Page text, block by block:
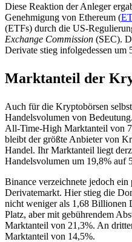
Diese Reaktion der Anleger
Genehmigung von Ethereum (
(ETFs) durch die US-
Exchange Commission (SEC).
Derivate stieg infolgedessen
Marktanteil der
Auch für die Kryptobörsen
Handelsvolumen von
All-Time-High Marktanteil von
bleibt der größte Anbieter von
Handel. Ihr Marktanteil liegt
Handelsvolumen um 19,8%
Binance verzeichnete jedoch
Derivatemarkt. Hier stieg die
nicht weniger als 1,68 Billionen
Platz, aber mit gebührendem
Marktanteil von 21,3%. An
Marktanteil von 14,5%.